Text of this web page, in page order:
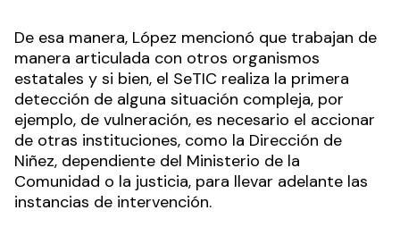
De esa manera, López mencionó que trabajan de
manera articulada con otros organismos
estatales y si bien, el SeTIC realiza la primera
detección de alguna situación compleja, por
ejemplo, de vulneración, es necesario el accionar
de otras instituciones, como la Dirección de
Niñez, dependiente del Ministerio de la
Comunidad o la justicia, para llevar adelante las
instancias de intervención.